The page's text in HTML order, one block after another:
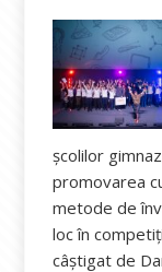
şcolilor
promovarea
metode de
loc în
câștigat de